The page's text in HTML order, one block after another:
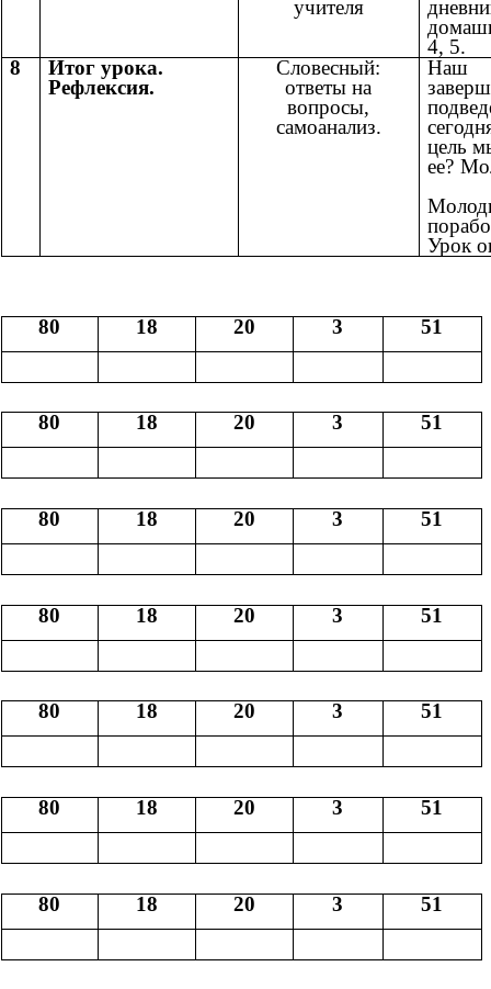
учителя
4, 5.
8
Итог урока.
Рефлексия.
Словесный:
ответы на
вопросы,
самоанализ.
Наш
цель
ее?
Урок
80 18 20 3 51
80 18 20 3 51
80 18 20 3 51
80 18 20 3 51
80 18 20 3 51
80 18 20 3 51
80 18 20 3 51